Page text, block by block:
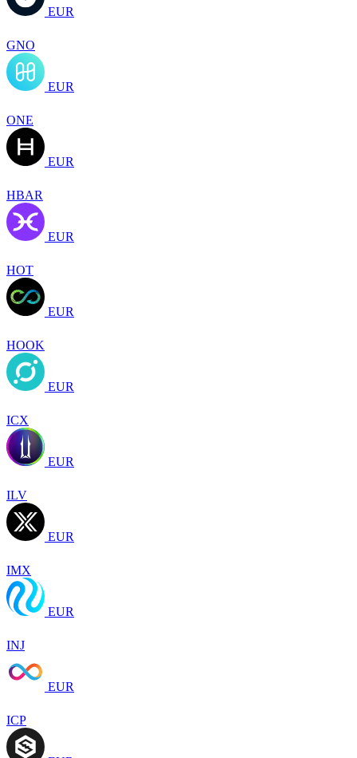
EUR
GNO
EUR
ONE
EUR
HBAR
EUR
HOT
EUR
HOOK
EUR
ICX
EUR
ILV
EUR
IMX
EUR
INJ
EUR
ICP